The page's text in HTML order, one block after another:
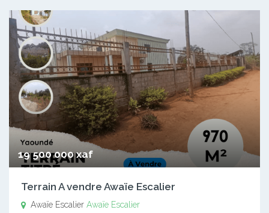
19 500 000 xaf
Terrain A vendre Awaïe Escalier
Awaïe Escalier Awaïe Escalier